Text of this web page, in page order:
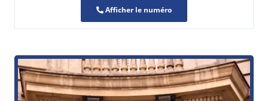
Afficher le numéro